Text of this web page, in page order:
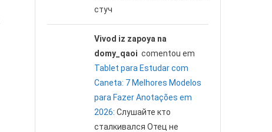
стуч
Vivod iz zapoya na
domy_qaoi comentou em
Tablet para Estudar com
Caneta: 7 Melhores Modelos
para Fazer Anotações em
2026: Слушайте кто
сталкивался Отец не